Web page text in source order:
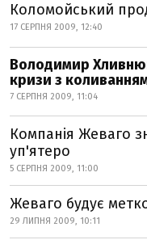
Коломойський
17 СЕРПНЯ 2009, 12:40
Володимир
кризи з
7 СЕРПНЯ 2009, 11:04
Компанія Жеваго
уп'ятеро
5 СЕРПНЯ 2009, 11:00
Жеваго будує
29 ЛИПНЯ 2009, 10:11